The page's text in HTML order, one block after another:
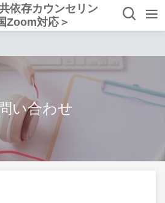
依存カウンセリン
Zoom対応＞
い合わせ